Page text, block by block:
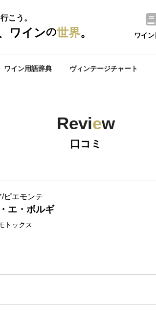
こう。
ワインの世界。 ワイ
ワイン用語辞典 ヴィンテージチャート
Review
口コミ
ピエモンテ
エ・ボルギ
トックス